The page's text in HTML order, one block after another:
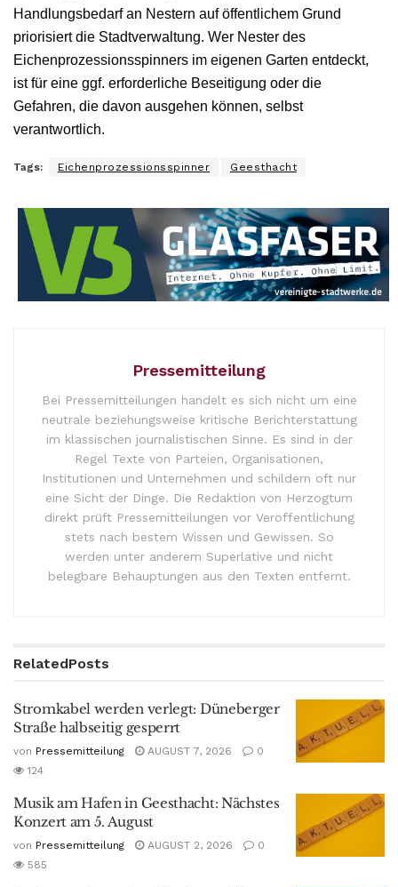
Handlungsbedarf an Nestern auf öffentlichem Grund
priorisiert die Stadtverwaltung. Wer Nester des
Eichenprozessionsspinners im eigenen Garten entdeckt,
ist für eine ggf. erforderliche Beseitigung oder die
Gefahren, die davon ausgehen können, selbst
verantwortlich.
Tags: Eichenprozessionsspinner Geesthacht
Pressemitteilung
Bei Pressemitteilungen handelt es sich nicht um eine
neutrale beziehungsweise kritische Berichterstattung
im klassischen journalistischen Sinne. Es sind in der
Regel Texte von Parteien, Organisationen,
Institutionen und Unternehmen und schildern oft nur
eine Sicht der Dinge. Die Redaktion von Herzogtum
direkt prüft Pressemitteilungen vor Veröffentlichung
stets nach bestem Wissen und Gewissen. So
werden unter anderem Superlative und nicht
belegbare Behauptungen aus den Texten entfernt.
RelatedPosts
Stromkabel werden verlegt: Düneberger
Straße halbseitig gesperrt
von Pressemitteilung AUGUST 7, 2026
0
124
Musik am Hafen in Geesthacht: Nächstes
Konzert am 5. August
von Pressemitteilung AUGUST 2, 2026
0
585